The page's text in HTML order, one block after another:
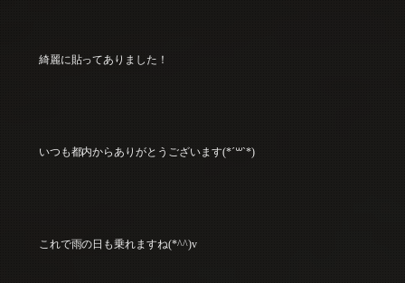
綺麗に貼ってありました！
いつも都内からありがとうございます(*´꒳`*)
これで雨の日も乗れますね(*^^)v